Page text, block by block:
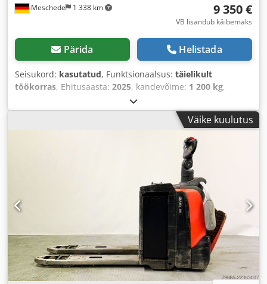
Meschede 1 338 km 9 350 €
VB lisandub käibemaks
Pärida Helistada
Seisukord: kasutatud, Funktsionaalsus: täielikult
töökorras, Ehitusaasta: 2025, kandevõime: 1 200 kg,
, vaba tõstekõrgus:
ehituskõrgus:1 830 mm, kahvli pikkus:1 150 mm,
Väike kuulutus